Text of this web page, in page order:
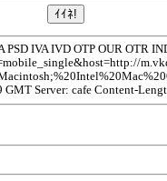
IVA IVD OTP OUR
Server: cafe Content-